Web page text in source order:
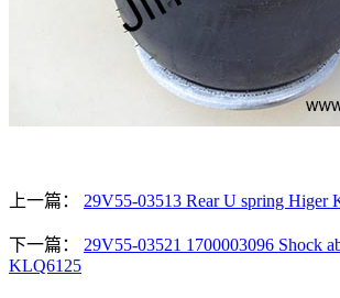
上一篇： 29V55-03513 Rear U spring Higer
下一篇： 29V55-03521 1700003096 Shock
KLQ6125